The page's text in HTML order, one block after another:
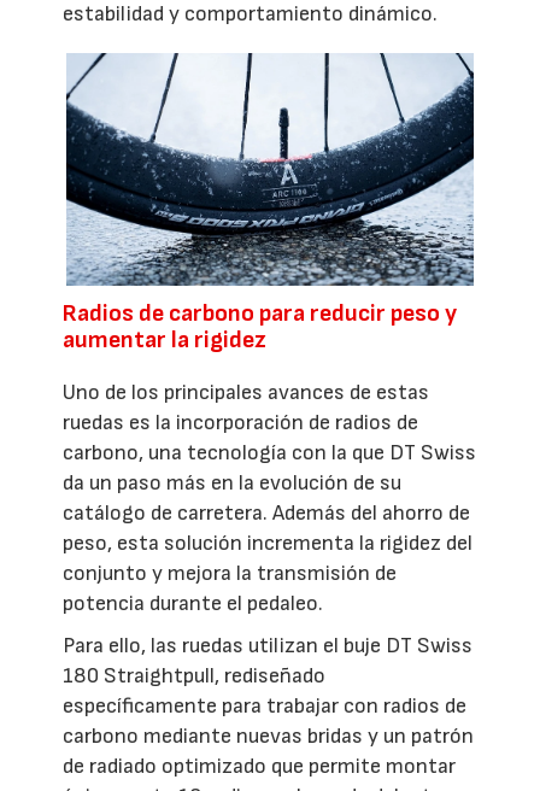
estabilidad y comportamiento dinámico.
Radios de carbono para reducir peso y
aumentar la rigidez
Uno de los principales avances de estas
ruedas es la incorporación de radios de
carbono, una tecnología con la que DT Swiss
da un paso más en la evolución de su
catálogo de carretera. Además del ahorro de
peso, esta solución incrementa la rigidez del
conjunto y mejora la transmisión de
potencia durante el pedaleo.
Para ello, las ruedas utilizan el buje DT Swiss
180 Straightpull, rediseñado
específicamente para trabajar con radios de
carbono mediante nuevas bridas y un patrón
de radiado optimizado que permite montar